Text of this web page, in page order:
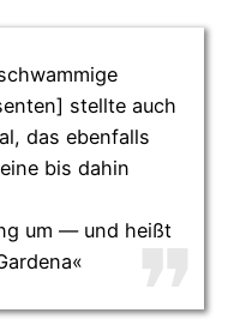
stellte auch
das ebenfalls
bis dahin
um — und heißt